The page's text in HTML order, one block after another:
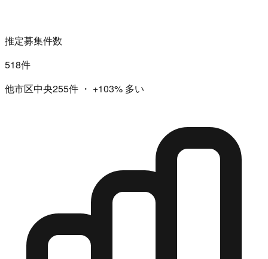
推定募集件数
518件
他市区中央255件 ・ +103% 多い